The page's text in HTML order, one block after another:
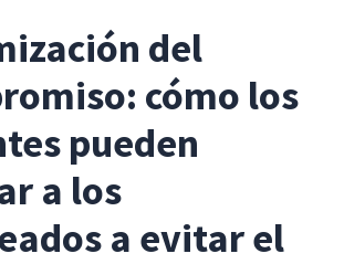
del
cómo los
pueden
a los
a evitar el